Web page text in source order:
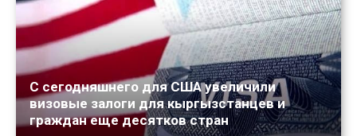
С сегодняшнего для США увеличили
визовые залоги для кыргызстанцев и
граждан еще десятков стран